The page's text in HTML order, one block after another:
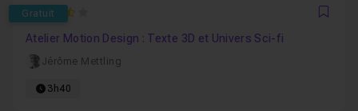
Gratuit
3.5
Atelier Motion Design : Texte 3D et Univers Sci-fi
Jérôme Mettling
3h40